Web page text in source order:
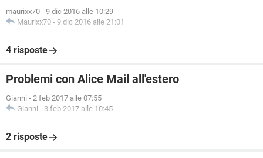
maurixx70 - 9 dic 2016 alle 10:29
Maurixx70 - 9 dic 2016 alle 21:01
4 risposte
Problemi con Alice Mail all'estero
Gianni - 2 feb 2017 alle 07:55
Gianni - 3 feb 2017 alle 10:45
2 risposte